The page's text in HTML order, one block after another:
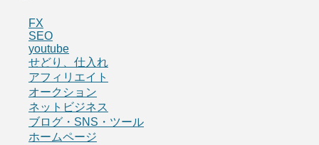
FX
SEO
youtube
せどり、仕入れ
アフィリエイト
オークション
ネットビジネス
ブログ・SNS・ツール
ホームページ